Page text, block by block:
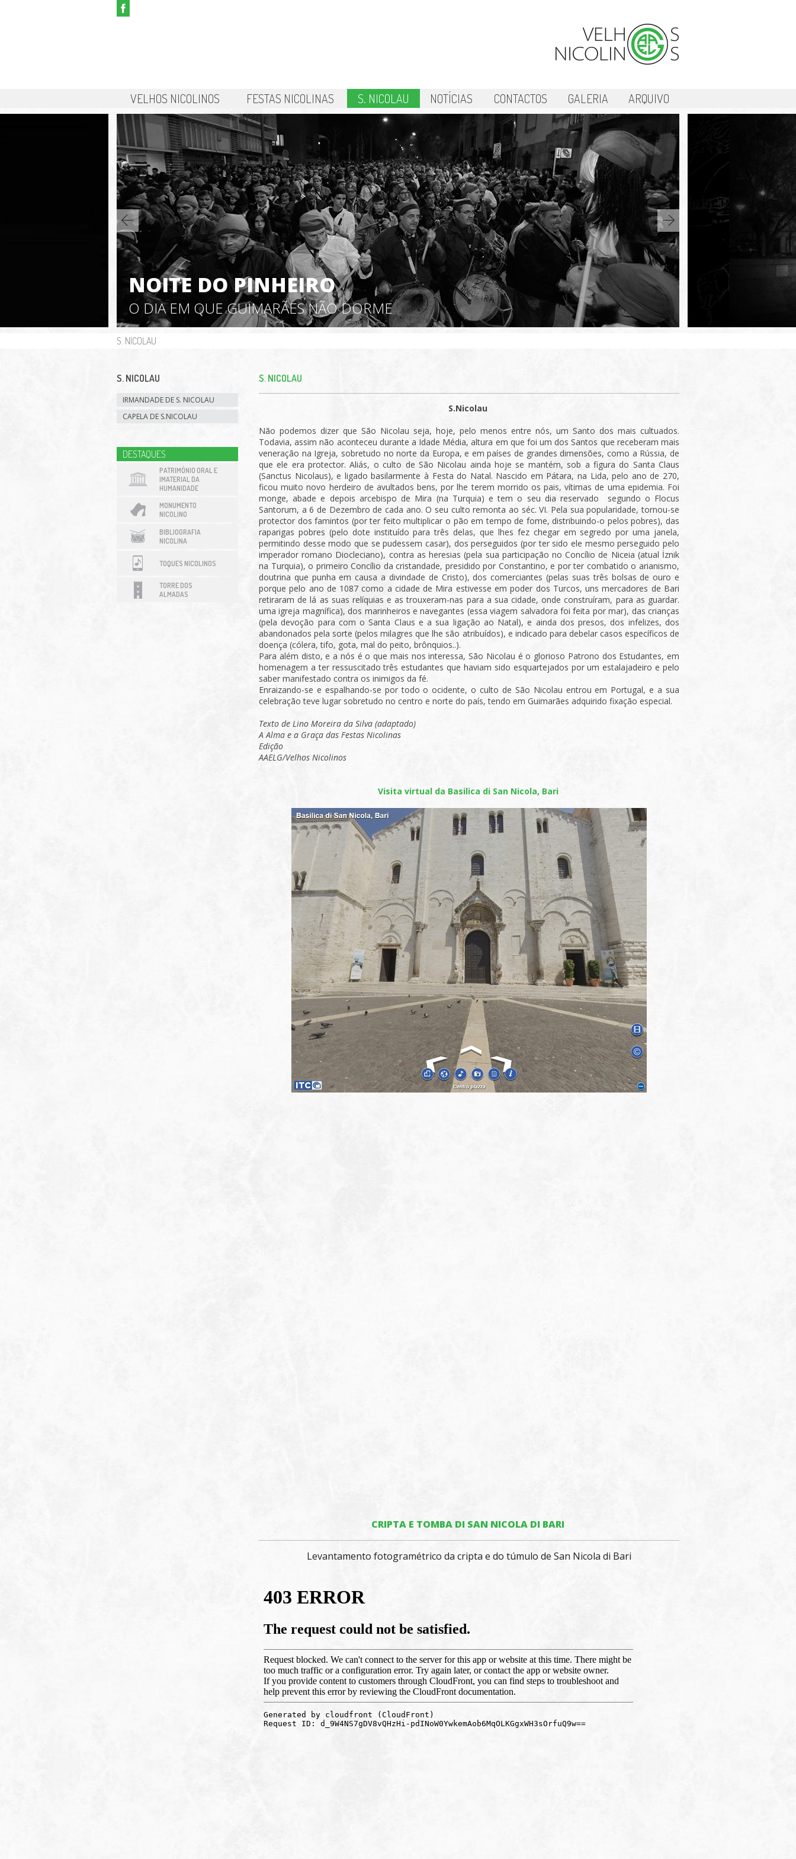
VELHOS NICOLINOS FESTAS NICOLINAS S. NICOLAU NOTÍCIAS CONTACTOS GALERIA ARQUIVO
NOITE DO PINHEIRO
O DIA EM QUE GUIMARÃES NÃO DORME
S. NICOLAU
S. NICOLAU
IRMANDADE DE S. NICOLAU
CAPELA DE S.NICOLAU
DESTAQUES
PATRIMÓNIO ORAL E
IMATERIAL DA
HUMANIDADE
MONUMENTO
NICOLINO
BIBLIOGRAFIA
NICOLINA
TOQUES NICOLINOS
TORRE DOS
ALMADAS
S. NICOLAU
S.Nicolau
Não podemos dizer que São Nicolau seja, hoje, pelo menos entre nós, um Santo dos mais cultuados.
Todavia, assim não aconteceu durante a Idade Média, altura em que foi um dos Santos que receberam mais
veneração na Igreja, sobretudo no norte da Europa, e em países de grandes dimensões, como a Rússia, de
que ele era protector. Aliás, o culto de São Nicolau ainda hoje se mantém, sob a figura do Santa Claus
(Sanctus Nicolaus), e ligado basilarmente à Festa do Natal. Nascido em Pátara, na Lida, pelo ano de 270,
ficou muito novo herdeiro de avultados bens, por lhe terem morrido os pais, vítimas de uma epidemia. Foi
monge, abade e depois arcebispo de Mira (na Turquia) e tem o seu dia reservado segundo o Flocus
Santorum, a 6 de Dezembro de cada ano. O seu culto remonta ao séc. VI. Pela sua popularidade, tornou-se
protector dos famintos (por ter feito multiplicar o pão em tempo de fome, distribuindo-o pelos pobres), das
raparigas pobres (pelo dote instituído para três delas, que lhes fez chegar em segredo por uma janela,
permitindo desse modo que se pudessem casar), dos perseguidos (por ter sido ele mesmo perseguido pelo
imperador romano Diocleciano), contra as heresias (pela sua participação no Concílio de Niceia (atual İznik
na Turquia), o primeiro Concílio da cristandade, presidido por Constantino, e por ter combatido o arianismo,
doutrina que punha em causa a divindade de Cristo), dos comerciantes (pelas suas três bolsas de ouro e
porque pelo ano de 1087 como a cidade de Mira estivesse em poder dos Turcos, uns mercadores de Bari
retiraram de lá as suas relíquias e as trouxeram-nas para a sua cidade, onde construíram, para as guardar.
uma igreja magnífica), dos marinheiros e navegantes (essa viagem salvadora foi feita por mar), das crianças
(pela devoção para com o Santa Claus e a sua ligação ao Natal), e ainda dos presos, dos infelizes, dos
abandonados pela sorte (pelos milagres que lhe são atribuídos), e indicado para debelar casos específicos de
doença (cólera, tifo, gota, mal do peito, brônquios..).
Para além disto, e a nós é o que mais nos interessa, São Nicolau é o glorioso Patrono dos Estudantes, em
homenagem a ter ressuscitado três estudantes que haviam sido esquartejados por um estalajadeiro e pelo
saber manifestado contra os inimigos da fé.
Enraizando-se e espalhando-se por todo o ocidente, o culto de São Nicolau entrou em Portugal, e a sua
celebração teve lugar sobretudo no centro e norte do país, tendo em Guimarães adquirido fixação especial.
Texto de Lino Moreira da Silva (adaptado)
A Alma e a Graça das Festas Nicolinas
Edição
AAELG/Velhos Nicolinos
Visita virtual da Basilica di San Nicola, Bari
CRIPTA E TOMBA DI SAN NICOLA DI BARI
Levantamento fotogramétrico da cripta e do túmulo de San Nicola di Bari